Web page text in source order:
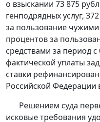
о взыскании 73 875
генподрядных услуг,
за пользование
процентов за
средствами за период
фактической уплаты
ставки
Российской Федерации
Решением суда
исковые требования